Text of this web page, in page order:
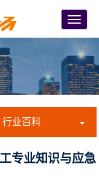
Menu
行业百科
专业知识与应急